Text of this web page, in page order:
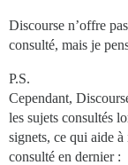
Discourse n’offre
consulté, mais je
P.S.
Cependant,
les sujets consultés
signets, ce qui aide
consulté en dernier :